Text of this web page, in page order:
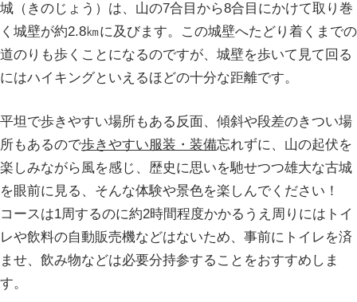
城（きのじょう）は、山の7合目から8合目にかけて取り巻
く城壁が約2.8㎞に及びます。この城壁へたどり着くまでの
道のりも歩くことになるのですが、城壁を歩いて見て回る
にはハイキングといえるほどの十分な距離です。
平坦で歩きやすい場所もある反面、傾斜や段差のきつい場
所もあるので歩きやすい服装・装備忘れずに、山の起伏を
楽しみながら風を感じ、歴史に思いを馳せつつ雄大な古城
を眼前に見る、そんな体験や景色を楽しんでください！
コースは1周するのに約2時間程度かかるうえ周りにはトイ
レや飲料の自動販売機などはないため、事前にトイレを済
ませ、飲み物などは必要分持参することをおすすめしま
す。